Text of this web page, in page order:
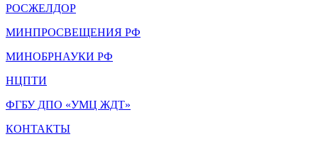
РОСЖЕЛДОР
МИНПРОСВЕЩЕНИЯ РФ
МИНОБРНАУКИ РФ
НЦПТИ
ФГБУ ДПО «УМЦ ЖДТ»
КОНТАКТЫ